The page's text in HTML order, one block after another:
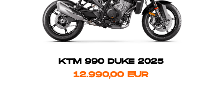
KTM 990 DUKE 2025
12.990,00 EUR